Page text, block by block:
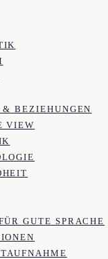
& BEZIEHUNGEN
VIEW
GUTE SPRACHE